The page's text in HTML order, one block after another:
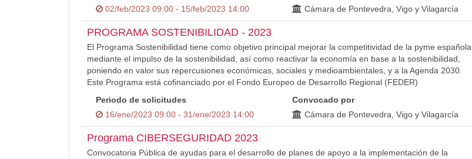
02/feb/2023 09:00 - 15/feb/2023 14:00
Cámara de Pontevedra, Vigo y Vilagarcía
PROGRAMA SOSTENIBILIDAD - 2023
El Programa Sostenibilidad tiene como objetivo principal mejorar la competitividad de la pyme española
mediante el impulso de la sostenibilidad, así como reactivar la economía en base a la sostenibilidad,
poniendo en valor sus repercusiones económicas, sociales y medioambientales, y a la Agenda 2030.
Este Programa está cofinanciado por el Fondo Europeo de Desarrollo Regional (FEDER)
Periodo de solicitudes
16/ene/2023 09:00 - 31/ene/2023 14:00
Convocado por
Cámara de Pontevedra, Vigo y Vilagarcía
Programa CIBERSEGURIDAD 2023
Convocatoria Pública de ayudas para el desarrollo de planes de apoyo a la implementación de la